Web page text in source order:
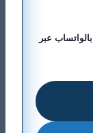
عبر